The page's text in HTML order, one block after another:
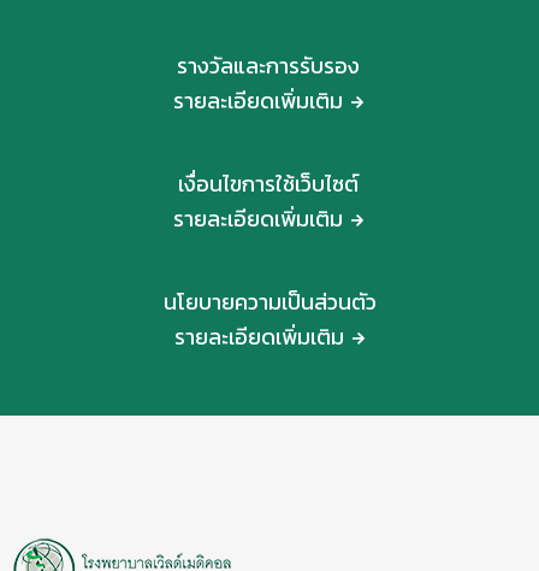
รางวัลและการรับรอง
รายละเอียดเพิ่มเติม
เงื่อนไขการใช้เว็บไซต์
รายละเอียดเพิ่มเติม
นโยบายความเป็นส่วนตัว
รายละเอียดเพิ่มเติม